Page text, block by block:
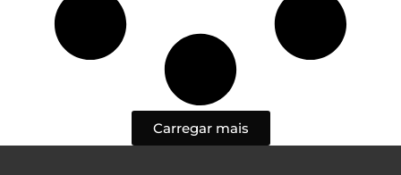
Carregar mais